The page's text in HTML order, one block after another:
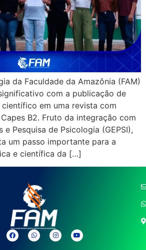
da Faculdade da Amazônia (FAM)
com a publicação de
em uma revista com
B2. Fruto da integração com
e Pesquisa de Psicologia (GEPSI),
um passo importante para a
e científica da […]